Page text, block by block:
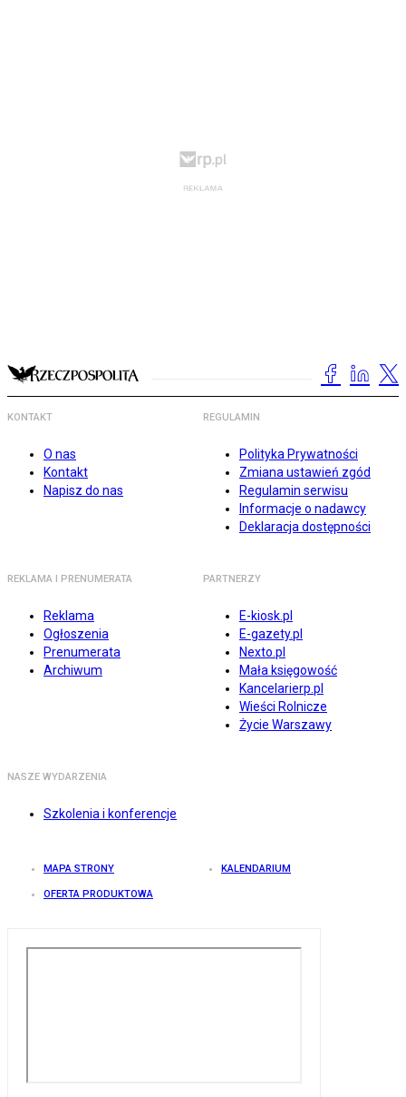
KONTAKT
O nas
Kontakt
Napisz do nas
REGULAMIN
Polityka Prywatności
Zmiana ustawień zgód
Regulamin serwisu
Informacje o nadawcy
Deklaracja dostępności
REKLAMA I PRENUMERATA
Reklama
Ogłoszenia
Prenumerata
Archiwum
PARTNERZY
E-kiosk.pl
E-gazety.pl
Nexto.pl
Mała księgowość
Kancelarierp.pl
Wieści Rolnicze
Życie Warszawy
NASZE WYDARZENIA
Szkolenia i konferencje
MAPA STRONY KALENDARIUM
OFERTA PRODUKTOWA